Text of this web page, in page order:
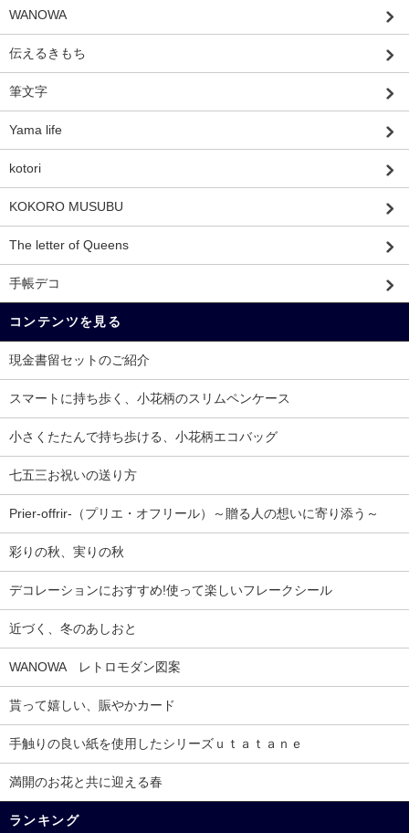
WANOWA
伝えるきもち
筆文字
Yama life
kotori
KOKORO MUSUBU
The letter of Queens
手帳デコ
コンテンツを見る
現金書留セットのご紹介
スマートに持ち歩く、小花柄のスリムペンケース
小さくたたんで持ち歩ける、小花柄エコバッグ
七五三お祝いの送り方
Prier-offrir-（プリエ・オフリール）～贈る人の想いに寄り添う～
彩りの秋、実りの秋
デコレーションにおすすめ!使って楽しいフレークシール
近づく、冬のあしおと
WANOWA レトロモダン図案
貰って嬉しい、賑やかカード
手触りの良い紙を使用したシリーズｕｔａｔａｎｅ
満開のお花と共に迎える春
ランキング